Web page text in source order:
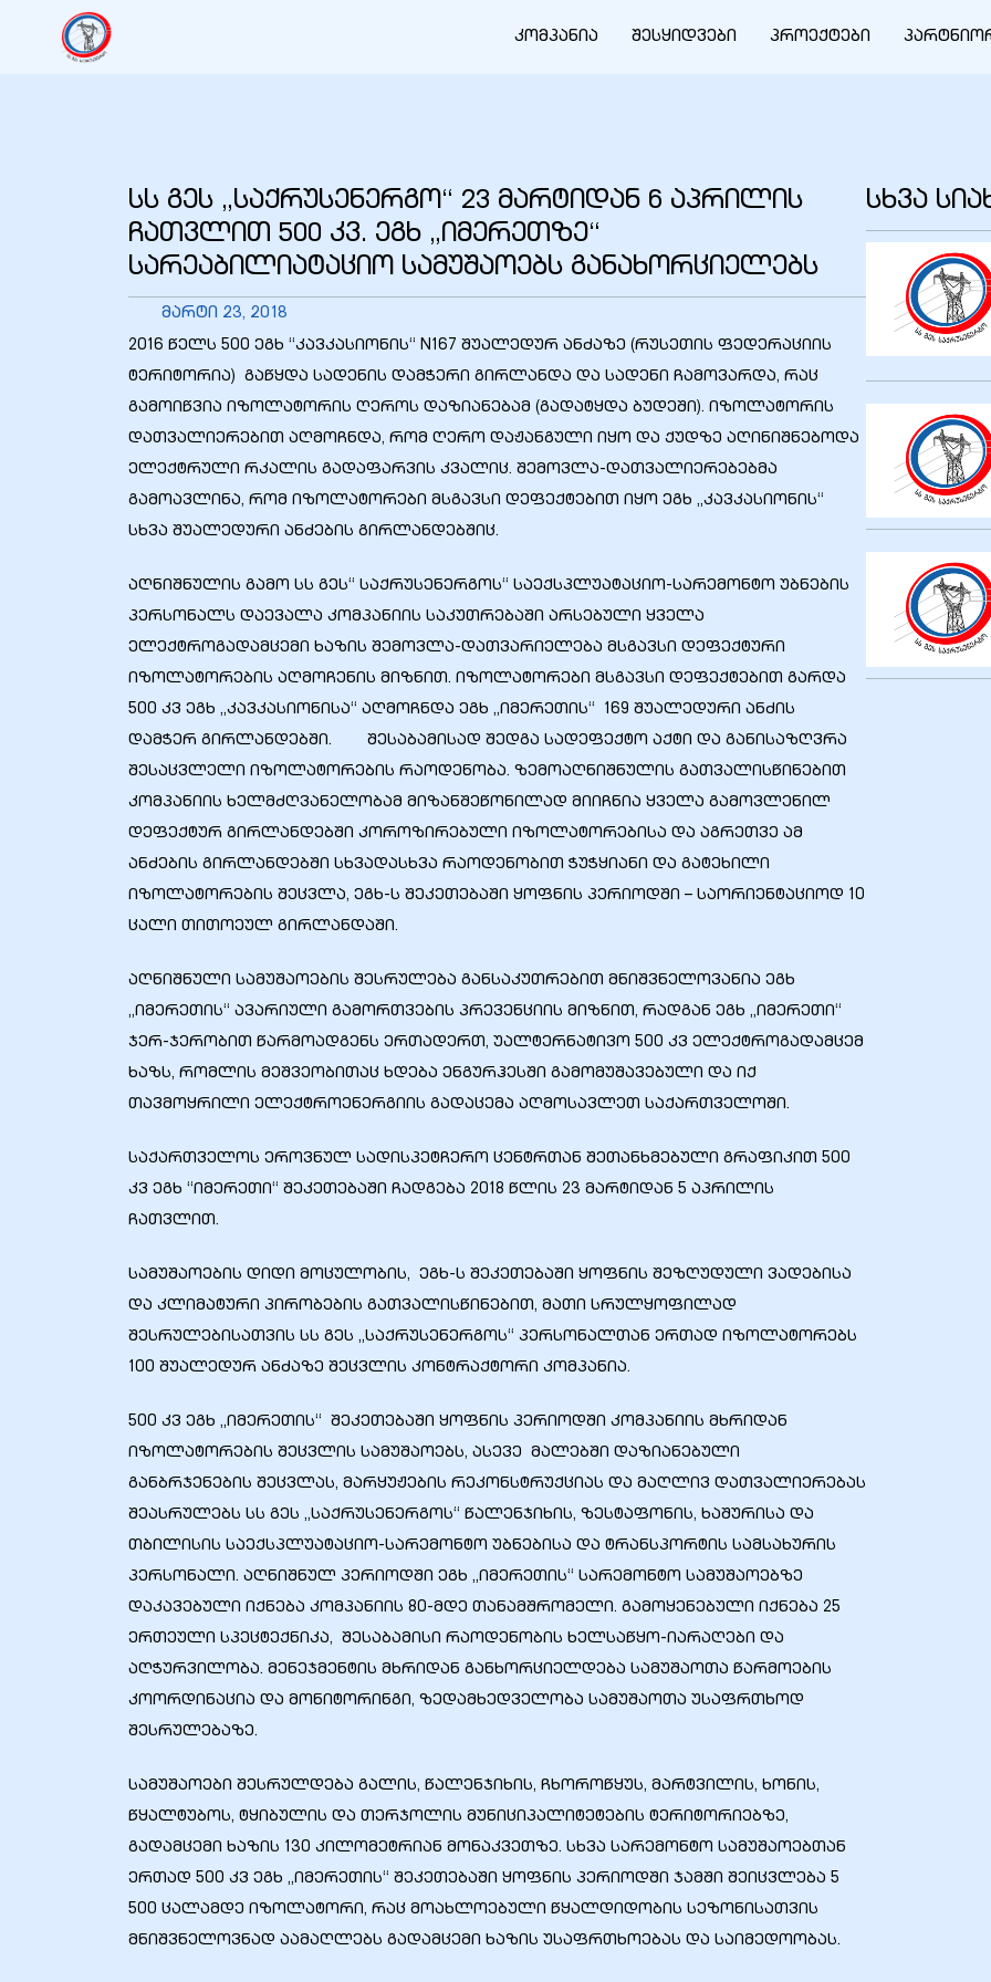
კომპანია შესყიდვები პროექტები
სს გეს „საქრუსენერგო“ 23 მარტიდან 6 აპრილის
ჩათვლით 500 კვ. ეგხ „იმერეთზე“
სარეაბილიატაციო სამუშაოებს განახორციელებს
მარტი 23, 2018
2016 წელს 500 ეგხ “კავკასიონის“ N167 შუალედურ ანძაზე (რუსეთის ფედერაციის
ტერიტორია) გაწყდა სადენის დამჭერი გირლანდა და სადენი ჩამოვარდა, რაც
გამოიწვია იზოლატორის ღეროს დაზიანებამ (გადატყდა ბუდეში). იზოლატორის
დათვალიერებით აღმოჩნდა, რომ ღერო დაჟანგული იყო და ქუდზე აღინიშნებოდა
ელექტრული რკალის გადაფარვის კვალიც. შემოვლა-დათვალიერებებმა
გამოავლინა, რომ იზოლატორები მსგავსი დეფექტებით იყო ეგხ „კავკასიონის“
სხვა შუალედური ანძების გირლანდებშიც.
აღნიშნულის გამო სს გეს“ საქრუსენერგოს“ საექსპლუატაციო-სარემონტო უბნების
პერსონალს დაევალა კომპანიის საკუთრებაში არსებული ყველა
ელექტროგადამცემი ხაზის შემოვლა-დათვარიელება მსგავსი დეფექტური
იზოლატორების აღმოჩენის მიზნით. იზოლატორები მსგავსი დეფექტებით გარდა
500 კვ ეგხ „კავკასიონისა“ აღმოჩნდა ეგხ „იმერეთის“ 169 შუალედური ანძის
დამჭერ გირლანდებში. შესაბამისად შედგა სადეფექტო აქტი და განისაზღვრა
შესაცვლელი იზოლატორების რაოდენობა. ზემოაღნიშნულის გათვალისწინებით
კომპანიის ხელმძღვანელობამ მიზანშეწონილად მიიჩნია ყველა გამოვლენილ
დეფექტურ გირლანდებში კოროზირებული იზოლატორებისა და აგრეთვე ამ
ანძების გირლანდებში სხვადასხვა რაოდენობით ჭუჭყიანი და გატეხილი
იზოლატორების შეცვლა, ეგხ-ს შეკეთებაში ყოფნის პერიოდში – საორიენტაციოდ 10
ცალი თითოეულ გირლანდაში.
აღნიშნული სამუშაოების შესრულება განსაკუთრებით მნიშვნელოვანია ეგხ
„იმერეთის“ ავარიული გამორთვების პრევენციის მიზნით, რადგან ეგხ „იმერეთი“
ჯერ-ჯერობით წარმოადგენს ერთადერთ, უალტერნატივო 500 კვ ელექტროგადამცემ
ხაზს, რომლის მეშვეობითაც ხდება ენგურჰესში გამომუშავებული და იქ
თავმოყრილი ელექტროენერგიის გადაცემა აღმოსავლეთ საქართველოში.
საქართველოს ეროვნულ სადისპეტჩერო ცენტრთან შეთანხმებული გრაფიკით 500
კვ ეგხ “იმერეთი“ შეკეთებაში ჩადგება 2018 წლის 23 მარტიდან 5 აპრილის
ჩათვლით.
სამუშაოების დიდი მოცულობის, ეგხ-ს შეკეთებაში ყოფნის შეზღუდული ვადებისა
და კლიმატური პირობების გათვალისწინებით, მათი სრულყოფილად
შესრულებისათვის სს გეს „საქრუსენერგოს“ პერსონალთან ერთად იზოლატორებს
100 შუალედურ ანძაზე შეცვლის კონტრაქტორი კომპანია.
500 კვ ეგხ „იმერეთის“ შეკეთებაში ყოფნის პერიოდში კომპანიის მხრიდან
იზოლატორების შეცვლის სამუშაოებს, ასევე მალებში დაზიანებული
განბრჯენების შეცვლას, მარყუჟების რეკონსტრუქციას და მაღლივ დათვალიერებას
შეასრულებს სს გეს „საქრუსენერგოს“ წალენჯიხის, ზესტაფონის, ხაშურისა და
თბილისის საექსპლუატაციო-სარემონტო უბნებისა და ტრანსპორტის სამსახურის
პერსონალი. აღნიშნულ პერიოდში ეგხ „იმერეთის“ სარემონტო სამუშაოებზე
დაკავებული იქნება კომპანიის 80-მდე თანამშრომელი. გამოყენებული იქნება 25
ერთეული სპეცტექნიკა, შესაბამისი რაოდენობის ხელსაწყო-იარაღები და
აღჭურვილობა. მენეჯმენტის მხრიდან განხორციელდება სამუშაოთა წარმოების
კოორდინაცია და მონიტორინგი, ზედამხედველობა სამუშაოთა უსაფრთხოდ
შესრულებაზე.
სამუშაოები შესრულდება გალის, წალენჯიხის, ჩხოროწყუს, მარტვილის, ხონის,
წყალტუბოს, ტყიბულის და თერჯოლის მუნიციპალიტეტების ტერიტორიებზე,
გადამცემი ხაზის 130 კილომეტრიან მონაკვეთზე. სხვა სარემონტო სამუშაოებთან
ერთად 500 კვ ეგხ „იმერეთის“ შეკეთებაში ყოფნის პერიოდში ჯამში შეიცვლება 5
500 ცალამდე იზოლატორი, რაც მოახლოებული წყალდიდობის სეზონისათვის
მნიშვნელოვნად აამაღლებს გადამცემი ხაზის უსაფრთხოებას და საიმედოობას.
სხვა